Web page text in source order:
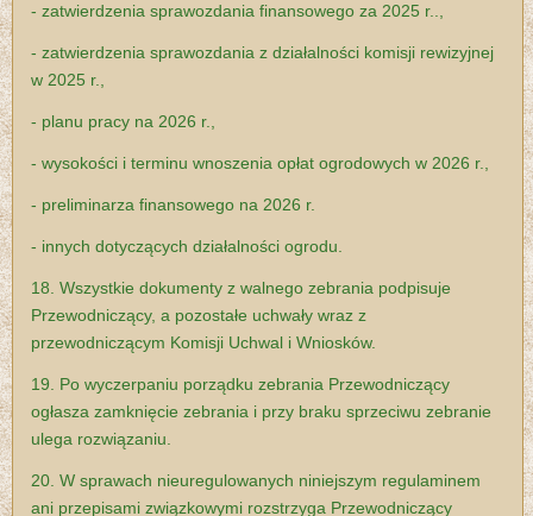
- zatwierdzenia sprawozdania finansowego za 2025 r..,
- zatwierdzenia sprawozdania z działalności komisji rewizyjnej
w 2025 r.,
- planu pracy na 2026 r.,
- wysokości i terminu wnoszenia opłat ogrodowych w 2026 r.,
- preliminarza finansowego na 2026 r.
- innych dotyczących działalności ogrodu.
18. Wszystkie dokumenty z walnego zebrania podpisuje
Przewodniczący, a pozostałe uchwały wraz z
przewodniczącym Komisji Uchwal i Wniosków.
19. Po wyczerpaniu porządku zebrania Przewodniczący
ogłasza zamknięcie zebrania i przy braku sprzeciwu zebranie
ulega rozwiązaniu.
20. W sprawach nieuregulowanych niniejszym regulaminem
ani przepisami związkowymi rozstrzyga Przewodniczący